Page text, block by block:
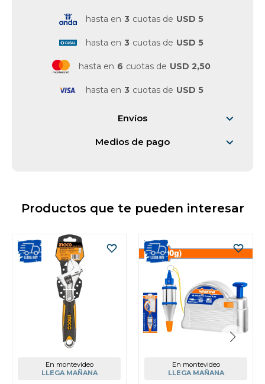
hasta en 3 cuotas de USD 5
hasta en 3 cuotas de USD 5
hasta en 6 cuotas de USD 2,50
hasta en 3 cuotas de USD 5
Envíos
Medios de pago
Productos que te pueden interesar
En montevideo
LLEGA MAÑANA
En montevideo
LLEGA MAÑANA